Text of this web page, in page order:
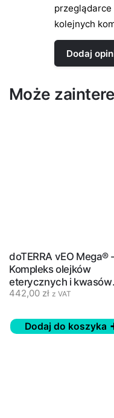
kolejnych
Może
doTERRA vEO Mega® -
Kompleks olejków
eterycznych i kwasów
omega - 120 szt.
442,00 zł z VAT
Dodaj do koszyka